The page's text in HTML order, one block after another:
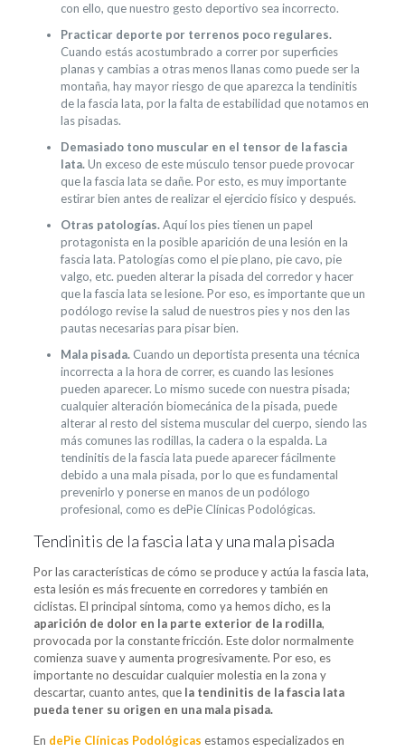
con ello, que nuestro gesto deportivo sea incorrecto.
Practicar deporte por terrenos poco regulares.
Cuando estás acostumbrado a correr por superficies
planas y cambias a otras menos llanas como puede ser la
montaña, hay mayor riesgo de que aparezca la tendinitis
de la fascia lata, por la falta de estabilidad que notamos en
las pisadas.
Demasiado tono muscular en el tensor de la fascia
lata.Un exceso de este músculo tensor puede provocar
que la fascia lata se dañe. Por esto, es muy importante
estirar bien antes de realizar el ejercicio físico y después.
Otras patologías.Aquí los pies tienen un papel
protagonista en la posible aparición de una lesión en la
fascia lata. Patologías como el pie plano, pie cavo, pie
valgo, etc. pueden alterar la pisada del corredor y hacer
que la fascia lata se lesione. Por eso, es importante que un
podólogo revise la salud de nuestros pies y nos den las
pautas necesarias para pisar bien.
Mala pisada.Cuando un deportista presenta una técnica
incorrecta a la hora de correr, es cuando las lesiones
pueden aparecer. Lo mismo sucede con nuestra pisada;
cualquier alteración biomecánica de la pisada, puede
alterar al resto del sistema muscular del cuerpo, siendo las
más comunes las rodillas, la cadera o la espalda. La
tendinitis de la fascia lata puede aparecer fácilmente
debido a una mala pisada, por lo que es fundamental
prevenirlo y ponerse en manos de un podólogo
profesional, como es dePie Clínicas Podológicas.
Tendinitis de la fascia lata y una mala pisada
Por las características de cómo se produce y actúa la fascia lata,
esta lesión es más frecuente en corredores y también en
ciclistas. El principal síntoma, como ya hemos dicho, es la
aparición de dolor en la parte exterior de la rodilla,
provocada por la constante fricción. Este dolor normalmente
comienza suave y aumenta progresivamente. Por eso, es
importante no descuidar cualquier molestia en la zona y
descartar, cuanto antes, quela tendinitis de la fascia lata
pueda tener su origen en una mala pisada.
En dePie Clínicas Podológicas estamos especializados en